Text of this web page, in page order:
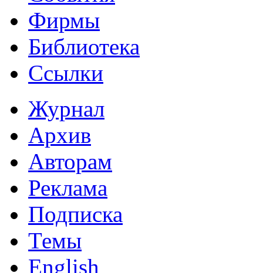
Фирмы
Библиотека
Ссылки
Журнал
Архив
Авторам
Реклама
Подписка
Темы
English